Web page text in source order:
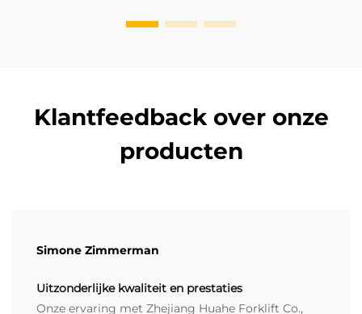
Klantfeedback over onze
producten
Simone Zimmerman
Uitzonderlijke kwaliteit en prestaties
Onze ervaring met Zhejiang Huahe Forklift Co.,